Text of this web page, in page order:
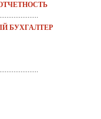
БУХГАЛТЕР